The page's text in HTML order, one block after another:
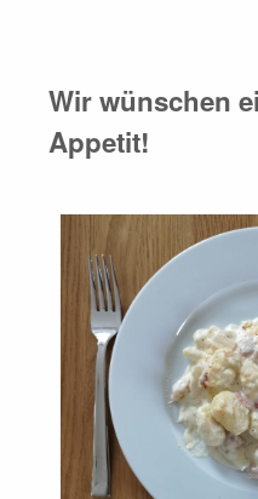
Wir wünschen
Appetit!